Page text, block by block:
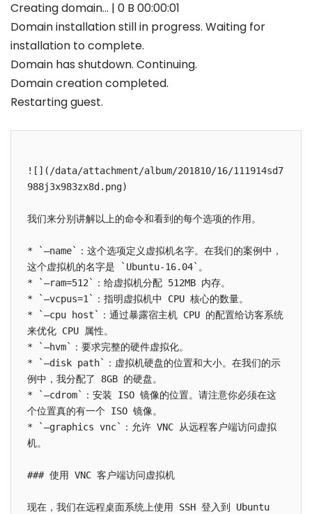
Creating domain... | 0 B 00:00:01
Domain installation still in progress. Waiting for
installation to complete.
Domain has shutdown. Continuing.
Domain creation completed.
Restarting guest.
![](/data/attachment/album/201810/16/111914sd7
988j3x983zx8d.png)
我们来分别讲解以上的命令和看到的每个选项的作用。
* `–name`：这个选项定义虚拟机名字。在我们的案例中，
这个虚拟机的名字是 `Ubuntu-16.04`。
* `–ram=512`：给虚拟机分配 512MB 内存。
* `–vcpus=1`：指明虚拟机中 CPU 核心的数量。
* `–cpu host`：通过暴露宿主机 CPU 的配置给访客系统
来优化 CPU 属性。
* `–hvm`：要求完整的硬件虚拟化。
* `–disk path`：虚拟机硬盘的位置和大小。在我们的示
例中，我分配了 8GB 的硬盘。
* `–cdrom`：安装 ISO 镜像的位置。请注意你必须在这
个位置真的有一个 ISO 镜像。
* `–graphics vnc`：允许 VNC 从远程客户端访问虚拟
机。
### 使用 VNC 客户端访问虚拟机
现在，我们在远程桌面系统上使用 SSH 登入到 Ubuntu